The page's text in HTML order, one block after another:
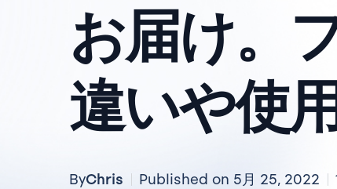
お届け。
違いや使
ByChris Published on 5月 25, 2022